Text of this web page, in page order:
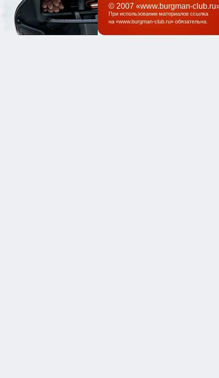
© 2007 «www.burgman-
При использовании материалов ссылка
на «www.burgman-club.ru» обязательна